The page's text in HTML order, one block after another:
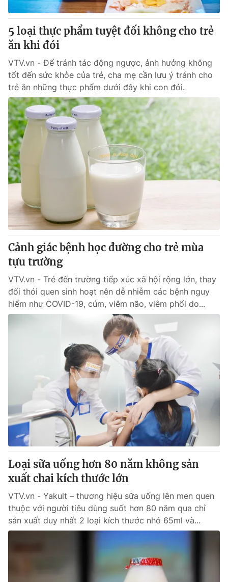
5 loại thực phẩm tuyệt đối không cho trẻ
ăn khi đói
VTV.vn - Để tránh tác động ngược, ảnh hưởng không
tốt đến sức khỏe của trẻ, cha mẹ cần lưu ý tránh cho
trẻ ăn những thực phẩm dưới đây khi con đói.
Cảnh giác bệnh học đường cho trẻ mùa
tựu trường
VTV.vn - Trẻ đến trường tiếp xúc xã hội rộng lớn, thay
đổi thói quen sinh hoạt nên dễ nhiễm các bệnh nguy
hiểm như COVID-19, cúm, viêm não, viêm phổi do...
Loại sữa uống hơn 80 năm không sản
xuất chai kích thước lớn
VTV.vn - Yakult – thương hiệu sữa uống lên men quen
thuộc với người tiêu dùng suốt hơn 80 năm qua chỉ
sản xuất duy nhất 2 loại kích thước nhỏ 65ml và...